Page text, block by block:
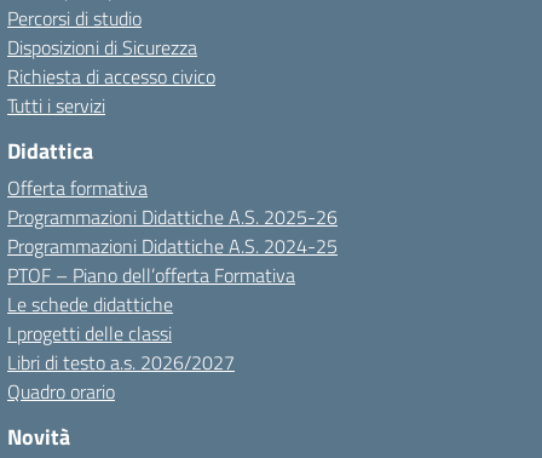
Percorsi di studio
Disposizioni di Sicurezza
Richiesta di accesso civico
Tutti i servizi
Didattica
Offerta formativa
Programmazioni Didattiche A.S. 2025-26
Programmazioni Didattiche A.S. 2024-25
PTOF – Piano dell’offerta Formativa
Le schede didattiche
I progetti delle classi
Libri di testo a.s. 2026/2027
Quadro orario
Novità